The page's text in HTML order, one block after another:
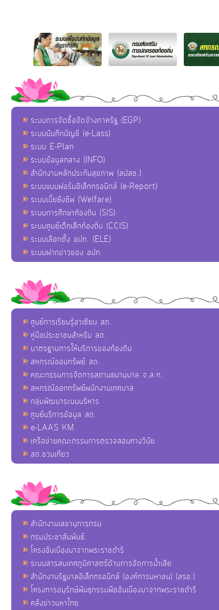
ระบบการจัดซื้อจัดจ้างภาครัฐ (EGP)
ระบบบันทึกบัญชี (e-Lass)
ระบบ E-Plan
ระบบข้อมูลกลาง (INFO)
สำนักงานหลักประกันสุขภาพ (สปสช.)
ระบบแบบฟอร์มอิเล็กทรอนิกส์ (e-Report)
ระบบเบี้ยยังชีพ (Welfare)
ระบบการศึกษาท้องถิ่น (SIS)
ระบบศูนย์เด็กเล็กท้องถิ่น (CCIS)
ระบบเลือกตั้ง อปท. (ELE)
ระบบฝากข่าวของ อปท.
ศูนย์การเรียนรู้อาเซียน สถ.
คู่มือประชาชนสำหรับ สถ.
มาตรฐานการให้บริการของท้องถิ่น
สหกรณ์ออมทรัพย์ สถ.
คณะกรรมการจัดการสถานธนานุบาล จ.ส.ท.
สหกรณ์ออกทรัพย์พนักงานเทศบาล
กลุ่มพัฒนาระบบบริหาร
ศูนย์บริการข้อมูล สถ.
e-LAAS KM
เครือข่ายคณะกรรมการตรวจสอบทางวินัย
สถ.ชวนเที่ยว
สำนักงานเลขานุการกรม
กรมประชาสัมพันธ์
โครงอันเนื่องมาจากพระราชดำริ
ระบบสารสนเทศภูมิศาสตร์ด้านการจัดการน้ำเสีย
สำนักงานรัฐบาลอิเล็กทรอนิกส์ (องค์การมหาชน) (สรอ.)
โครงการอนุรักษ์พันธุกรรมพืชอันเนื่องมาจากพระราชดำริ
คลังข่าวมหาไทย